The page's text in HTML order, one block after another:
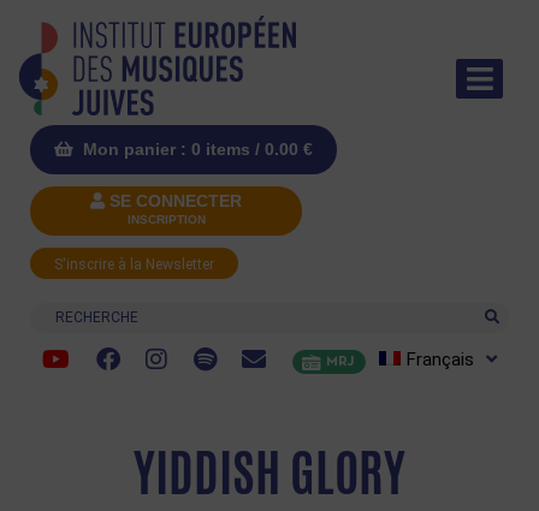
Mon panier : 0 items / 0.00 €
SE CONNECTER
INSCRIPTION
S'inscrire à la Newsletter
Recherche
MRJ Français
YIDDISH GLORY